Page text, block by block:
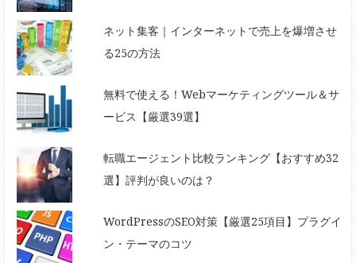
ネット集客｜インターネットで売上を爆増させ
る25の方法
無料で使える！Webマーケティングツール＆サ
ービス【厳選39選】
転職エージェント比較ランキング【おすすめ32
選】評判が良いのは？
WordPressのSEO対策【厳選25項目】プラグイ
ン・テーマのコツ